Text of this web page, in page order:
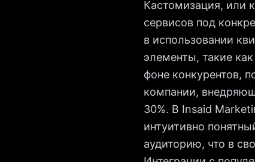
Кастомизация, или
сервисов под
в использовании
элементы, такие
фоне конкурентов,
компании,
30%. В Insaid
интуитивно
аудиторию, что в